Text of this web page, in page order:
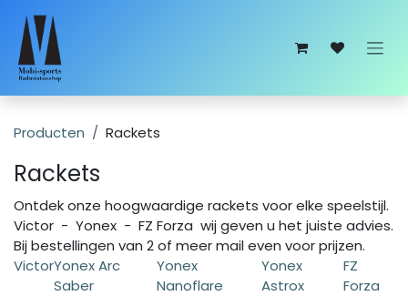
Producten Rackets
Rackets
Ontdek onze hoogwaardige rackets voor elke speelstijl.
Victor - Yonex - FZ Forza wij geven u het juiste advies.
Bij bestellingen van 2 of meer mail even voor prijzen.
VictorYonex Arc
Saber
Yonex
Nanoflare
Yonex
Astrox
FZ
Forza